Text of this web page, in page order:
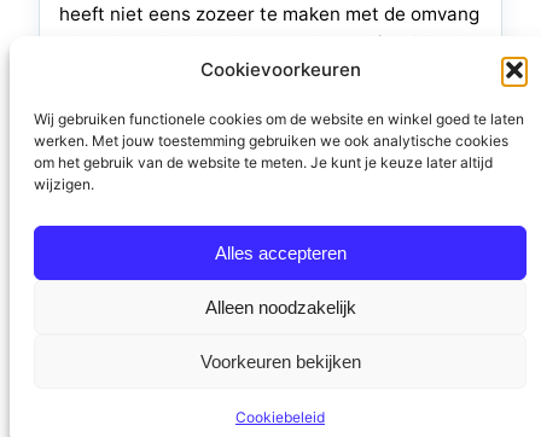
Cookievoorkeuren
Wij gebruiken functionele cookies om de website en winkel goed te laten
werken. Met jouw toestemming gebruiken we ook analytische cookies
om het gebruik van de website te meten. Je kunt je keuze later altijd
wijzigen.
Alles accepteren
Alleen noodzakelijk
Voorkeuren bekijken
Cookiebeleid
heeft niet eens zozeer te maken met de omvang
als wel met het karakter van het verlies. Met de
gemeenteraadsverkiezingen in het vooruitzicht
9 februari 2019
Privacyverklaring
Contact